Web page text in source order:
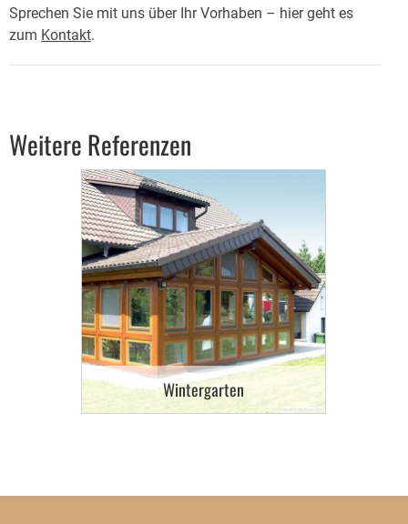
Sprechen Sie mit uns über Ihr Vorhaben – hier geht es
zum Kontakt.
Weitere Referenzen
Wintergarten